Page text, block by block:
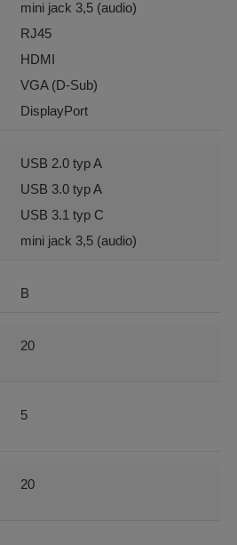
mini jack 3,5 (audio)
RJ45
HDMI
VGA (D-Sub)
DisplayPort
USB 2.0 typ A
USB 3.0 typ A
USB 3.1 typ C
mini jack 3,5 (audio)
B
20
5
20